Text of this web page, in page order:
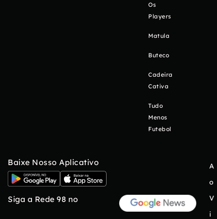
Os
Players
Matula
Buteco
Cadeira
Cativa
Tudo
Menos
Futebol
Baixe Nosso Aplicativo
Siga a Rede 98 no
A
o
V
i